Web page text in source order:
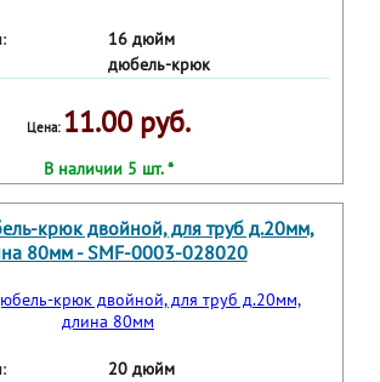
16 дюйм
дюбель-крюк
Цена: 11.00 руб.
В наличии 5 шт. *
крюк двойной, для труб д.20мм,
80мм - SMF-0003-028020
20 дюйм